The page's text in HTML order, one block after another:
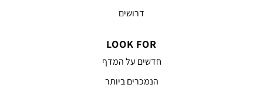
דרושים
LOOK FOR
חדשים על המדף
הנמכרים ביותר